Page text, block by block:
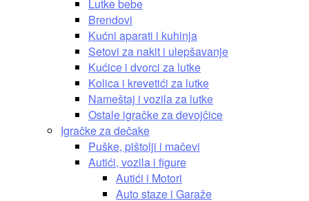
Lutke bebe
Brendovi
Kućni aparati i kuhinja
Setovi za nakit i ulepšavanje
Kućice i dvorci za lutke
Kolica i krevetići za lutke
Nameštaj i vozila za lutke
Ostale igračke za devojčice
Igračke za dečake
Puške, pištolji i mačevi
Autići, vozila i figure
Autići i Motori
Auto staze i Garaže